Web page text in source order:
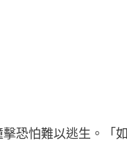
恐怕難以逃生。「如